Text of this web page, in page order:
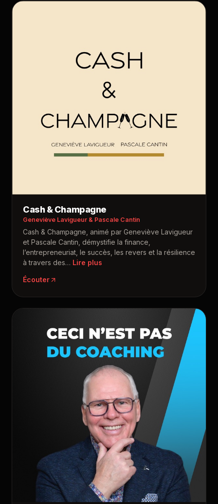
Cash & Champagne
Geneviève Lavigueur & Pascale Cantin
Cash & Champagne, animé par Geneviève Lavigueur
et Pascale Cantin, démystifie la finance,
l’entrepreneuriat, le succès, les revers et la résilience
à travers des…
Écouter